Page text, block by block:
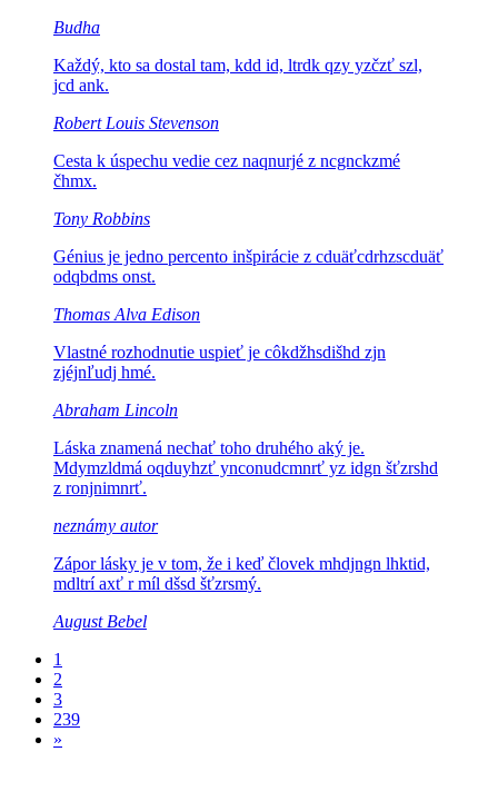
Budha
Každý, kto sa dostal tam, kdd id, ltrdk qzy yzčzť szl,
jcd ank.
Robert Louis Stevenson
Cesta k úspechu vedie cez naqnurjé z ncgnckzmé
čhmx.
Tony Robbins
Génius je jedno percento inšpirácie z cduäťcdrhzscduäť
odqbdms onst.
Thomas Alva Edison
Vlastné rozhodnutie uspieť je côkdžhsdišhd zjn
zjéjnľudj hmé.
Abraham Lincoln
Láska znamená nechať toho druhého aký je.
Mdymzldmá oqduyhzť ynconudcmnrť yz idgn šťzrshd
z ronjnimnrť.
neznámy autor
Zápor lásky je v tom, že i keď človek mhdjngn lhktid,
mdltrí axť r míl dšsd šťzrsmý.
August Bebel
1
2
3
239
»